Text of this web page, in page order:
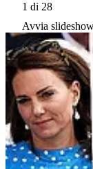
1 di 28
Avvia